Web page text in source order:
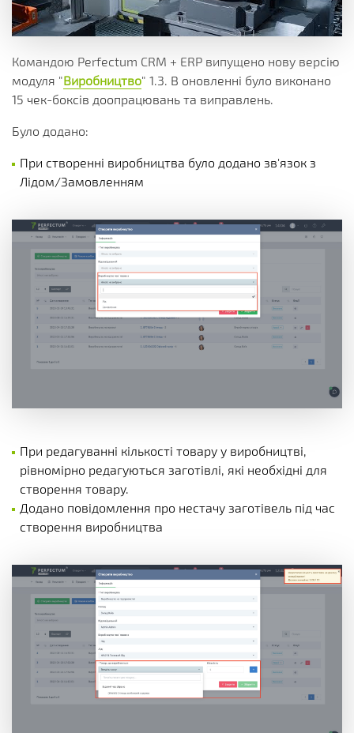
Командою Perfectum CRM + ERP випущено нову версію
модуля "Виробництво" 1.3. В оновленні було виконано
15 чек-боксів доопрацювань та виправлень.
Було додано:
При створенні виробництва було додано зв'язок з
Лідом/Замовленням
При редагуванні кількості товару у виробництві,
рівномірно редагуються заготівлі, які необхідні для
створення товару.
Додано повідомлення про нестачу заготівель під час
створення виробництва